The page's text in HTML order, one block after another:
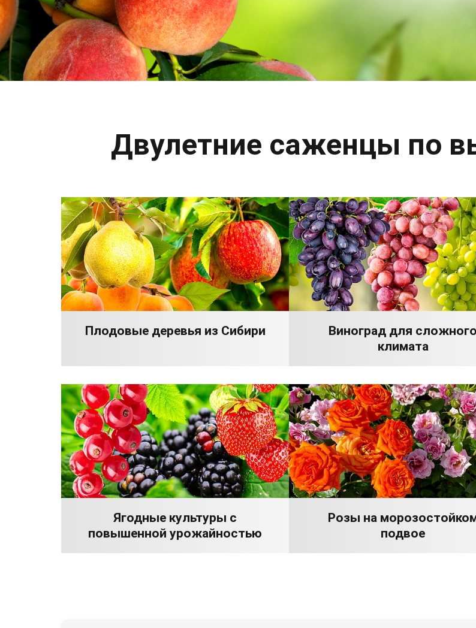
Двулетние саженцы по
Плодовые деревья из Сибири
Виноград для сложного
климата
Ягодные культуры с
повышенной урожайностью
Розы на
подвое